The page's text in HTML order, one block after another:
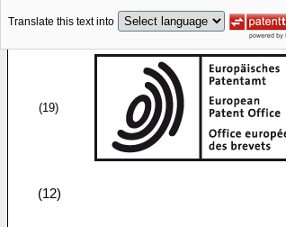
Translate this text into
(19)
(12)